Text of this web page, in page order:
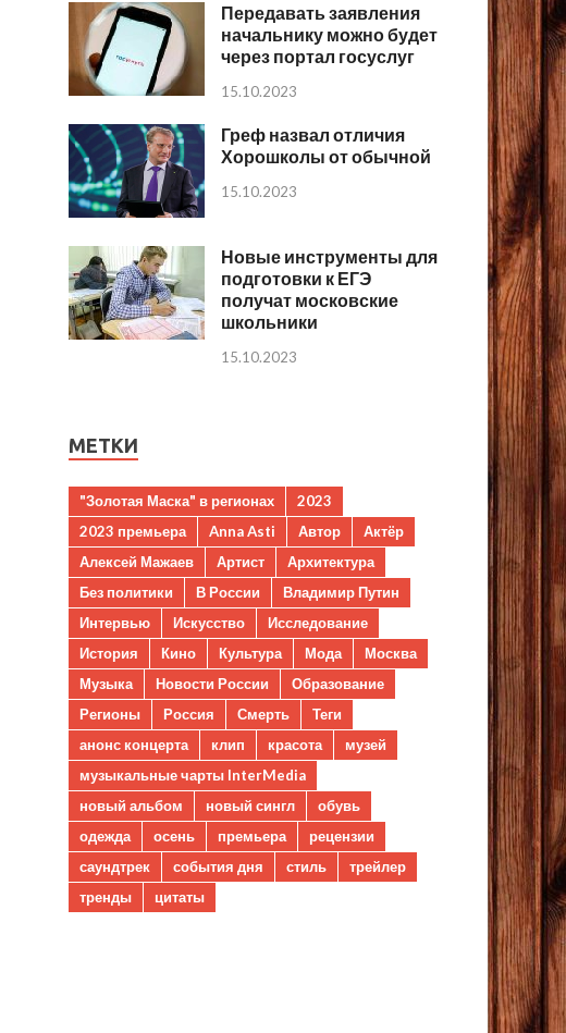
Передавать заявления
начальнику можно будет
через портал госуслуг
15.10.2023
Греф назвал отличия
Хорошколы от обычной
15.10.2023
Новые инструменты для
подготовки к ЕГЭ
получат московские
школьники
15.10.2023
МЕТКИ
"Золотая Маска" в регионах
2023
2023 премьера
Anna Asti Автор
Актёр
Алексей Мажаев
Артист
Архитектура
Без политики
В России
Владимир Путин
Интервью
Искусство
Исследование
История
Кино Культура Мода
Москва
Музыка
Новости России
Образование
Регионы
Россия Смерть
Теги
анонс концерта
клип красота
музей
музыкальные чарты InterMedia
новый альбом
новый сингл
обувь
одежда
осень премьера
рецензии
саундтрек
события дня стиль
трейлер
тренды
цитаты